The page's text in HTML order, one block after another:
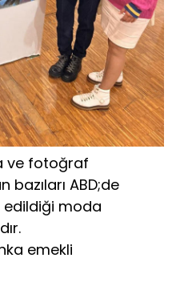
ve fotoğraf
bazıları ABD;de
edildiği moda
emekli